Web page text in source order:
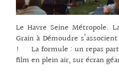
Le Havre Seine Métropole.
Grain à Démoudre
! La formule : un repas
film en plein air, sur écran